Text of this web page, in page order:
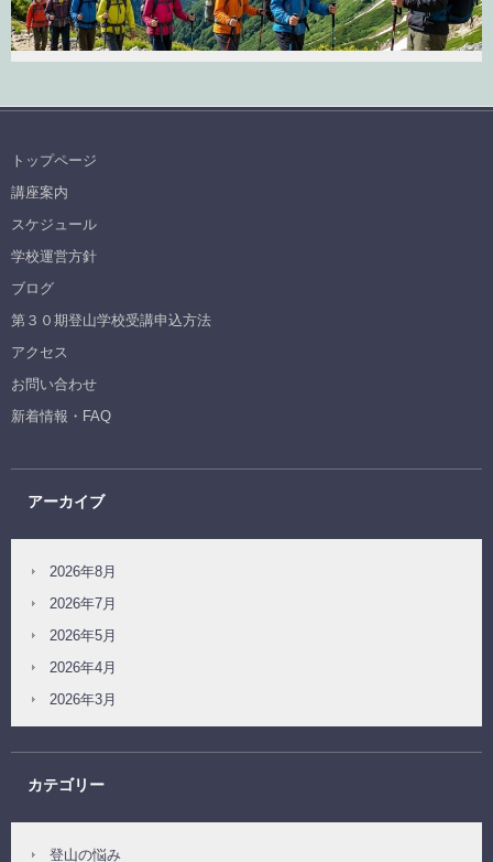
トップページ
講座案内
スケジュール
学校運営方針
ブログ
第３０期登山学校受講申込方法
アクセス
お問い合わせ
新着情報・FAQ
アーカイブ
2026年8月
2026年7月
2026年5月
2026年4月
2026年3月
カテゴリー
登山の悩み